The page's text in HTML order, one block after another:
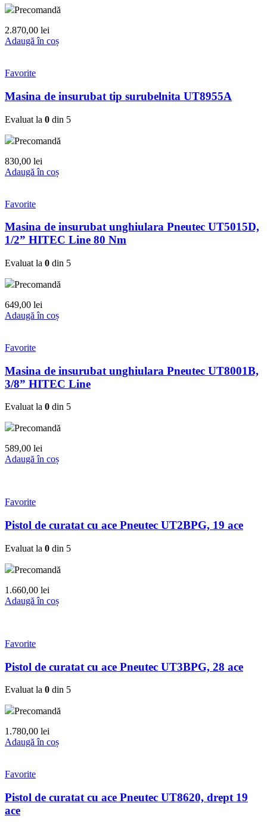
Precomandă
2.870,00 lei
Adaugă în coș
Favorite
Masina de insurubat tip surubelnita UT8955A
Evaluat la 0 din 5
Precomandă
830,00 lei
Adaugă în coș
Favorite
Masina de insurubat unghiulara Pneutec UT5015D,
1/2” HITEC Line 80 Nm
Evaluat la 0 din 5
Precomandă
649,00 lei
Adaugă în coș
Favorite
Masina de insurubat unghiulara Pneutec UT8001B,
3/8” HITEC Line
Evaluat la 0 din 5
Precomandă
589,00 lei
Adaugă în coș
Favorite
Pistol de curatat cu ace Pneutec UT2BPG, 19 ace
Evaluat la 0 din 5
Precomandă
1.660,00 lei
Adaugă în coș
Favorite
Pistol de curatat cu ace Pneutec UT3BPG, 28 ace
Evaluat la 0 din 5
Precomandă
1.780,00 lei
Adaugă în coș
Favorite
Pistol de curatat cu ace Pneutec UT8620, drept 19
ace